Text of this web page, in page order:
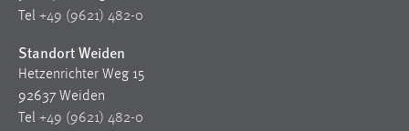
Tel +49 (9621) 482-0
Standort Weiden
Hetzenrichter Weg 15
92637 Weiden
Tel +49 (9621) 482-0
1 Jahr
Performance
Name:
staticfilecache